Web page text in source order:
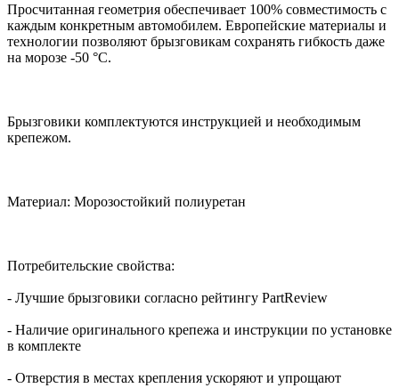
Просчитанная геометрия обеспечивает 100% совместимость с
каждым конкретным автомобилем. Европейские материалы и
технологии позволяют брызговикам сохранять гибкость даже
на морозе -50 °С.
Брызговики комплектуются инструкцией и необходимым
крепежом.
Материал: Морозостойкий полиуретан
Потребительские свойства:
- Лучшие брызговики согласно рейтингу PartReview
- Наличие оригинального крепежа и инструкции по установке
в комплекте
- Отверстия в местах крепления ускоряют и упрощают